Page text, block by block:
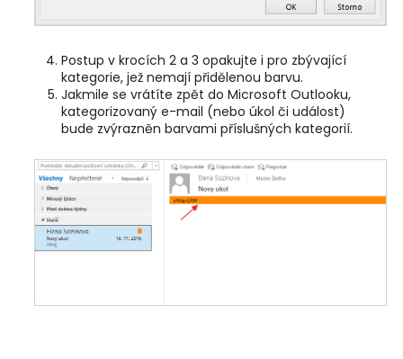
Postup v krocích 2 a 3 opakujte i pro zbývající
kategorie, jež nemají přidělenou barvu.
Jakmile se vrátíte zpět do Microsoft Outlooku,
kategorizovaný e-mail (nebo úkol či událost)
bude zvýrazněn barvami příslušných kategorií.